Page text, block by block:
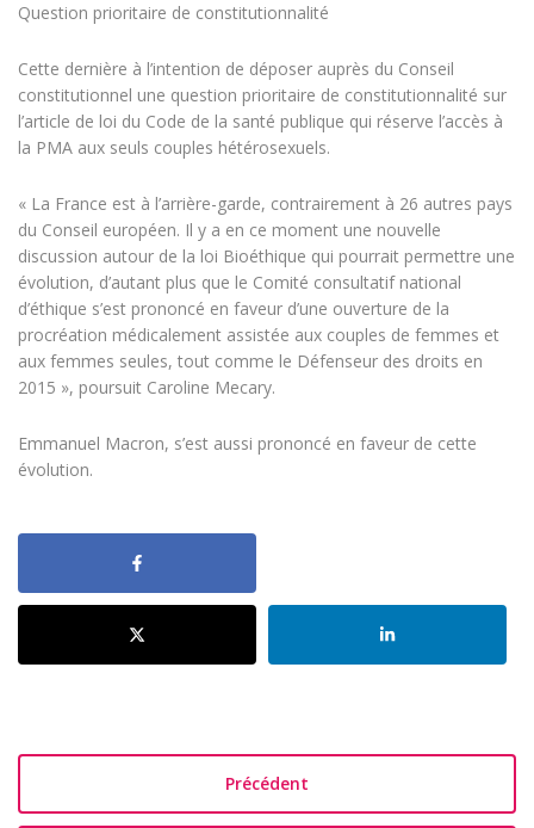
Question prioritaire de constitutionnalité
Cette dernière à l’intention de déposer auprès du Conseil
constitutionnel une question prioritaire de constitutionnalité sur
l’article de loi du Code de la santé publique qui réserve l’accès à
la PMA aux seuls couples hétérosexuels.
« La France est à l’arrière-garde, contrairement à 26 autres pays
du Conseil européen. Il y a en ce moment une nouvelle
discussion autour de la loi Bioéthique qui pourrait permettre une
évolution, d’autant plus que le Comité consultatif national
d’éthique s’est prononcé en faveur d’une ouverture de la
procréation médicalement assistée aux couples de femmes et
aux femmes seules, tout comme le Défenseur des droits en
2015 », poursuit Caroline Mecary.
Emmanuel Macron, s’est aussi prononcé en faveur de cette
évolution.
Précédent